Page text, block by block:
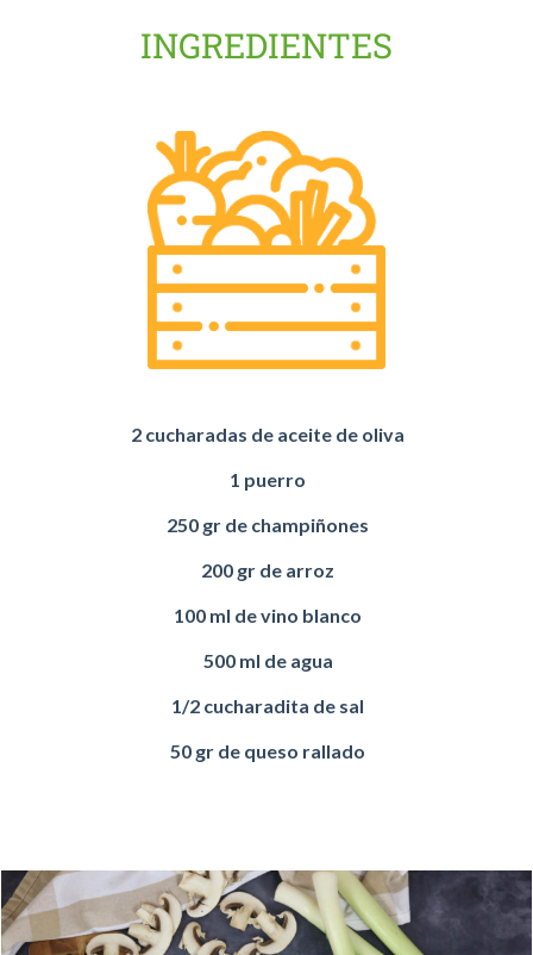
INGREDIENTES
2 cucharadas de aceite de oliva
1 puerro
250 gr de champiñones
200 gr de arroz
100 ml de vino blanco
500 ml de agua
1/2 cucharadita de sal
50 gr de queso rallado